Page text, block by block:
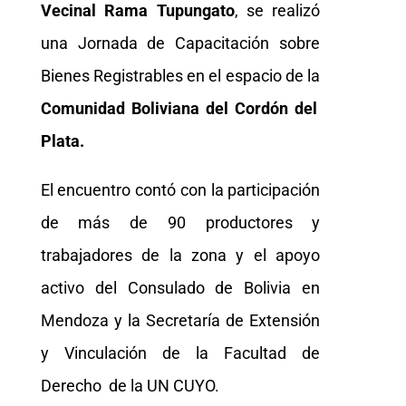
Vecinal Rama Tupungato, se realizó
una Jornada de Capacitación sobre
Bienes Registrables en el espacio de la
Comunidad Boliviana del Cordón del
Plata.
El encuentro contó con la participación
de más de 90 productores y
trabajadores de la zona y el apoyo
activo del Consulado de Bolivia en
Mendoza y la Secretaría de Extensión
y Vinculación de la Facultad de
Derecho de la UN CUYO.